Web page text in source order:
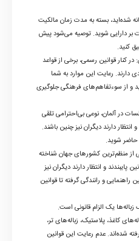
شده‌اید، بسته به مدت زمان مالکیت
بر دارایی شوید. توصیه می‌شود پیش
کنید.
کنار قوانین رسمی، برخی از قواعد
دارند. رعایت این موارد به شما
و از سوءتفاهم‌های فرهنگی جلوگیری
در آلمان، نوعی بی‌احترامی تلقی
دارند دیگران نیز چنین باشند.
حاضر شوید.
از منظم‌ترین کشورهای جهان شناخته
و انتظار دارند دیگران نیز
راهنمایی و رانندگی گرفته تا قوانین
زباله‌ها یک الزام قانونی است.
کاغذ، پلاستیک، زباله‌های تر،
شده‌اند. عدم رعایت این قوانین